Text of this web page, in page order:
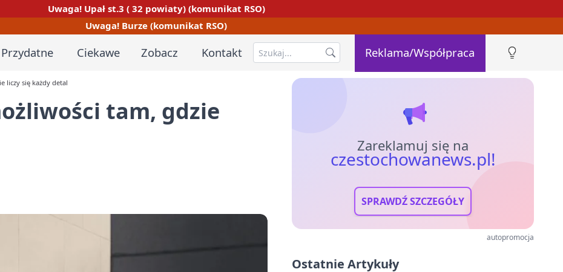
Uwaga! Upał st.3 ( 32 powiaty) (komunikat RSO)
Uwaga! Burze (komunikat RSO)
Przydatne Ciekawe Zobacz Kontakt Reklama/Współpraca
liczy się każdy detal
tam, gdzie
Zareklamuj się na
czestochowanews.pl!
SPRAWDŹ SZCZEGÓŁY
autopromocja
Ostatnie Artykuły